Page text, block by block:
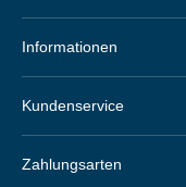
Informationen
Kundenservice
Zahlungsarten